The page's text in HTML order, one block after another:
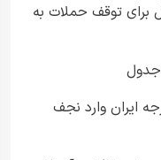
برای توقف حملات به
ایران وارد نجف